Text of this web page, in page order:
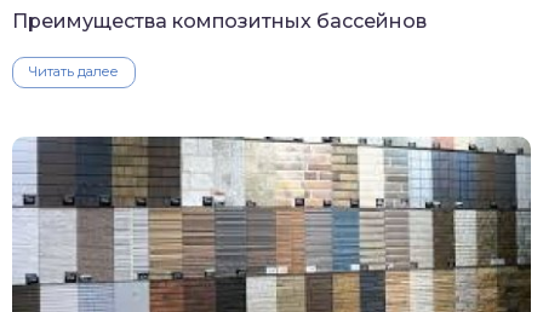
Преимущества композитных бассейнов
Читать далее